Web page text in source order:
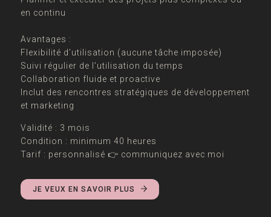
en continu
Avantages :
Flexibilité d’utilisation (aucune tâche imposée)
Suivi régulier de l’utilisation du temps
Collaboration fluide et proactive
Inclut des rencontres stratégiques de développement
et marketing
Validité : 3 mois
Condition : minimum 40 heures
Tarif : personnalisé 👉 communiquez avec moi
JE VEUX EN SAVOIR PLUS